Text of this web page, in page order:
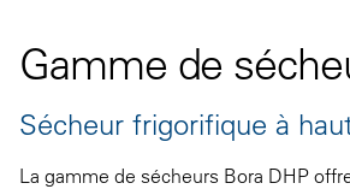
Gamme de
Sécheur frigorifique à
La gamme de sécheurs Bora DHP